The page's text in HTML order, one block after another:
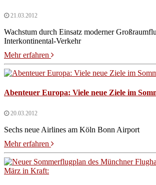
21.03.2012
Wachstum durch Einsatz moderner
Interkontinental-Verkehr
Mehr erfahren
Abenteuer Europa: Viele neue Ziele im
20.03.2012
Sechs neue Airlines am Köln Bonn Airport
Mehr erfahren